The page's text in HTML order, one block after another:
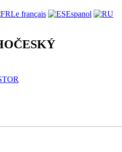
Le français
Espanol